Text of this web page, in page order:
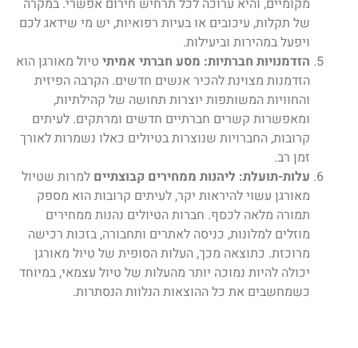
מקומיים, והיא ערוכה לכל תרחיש חירום אפשרי. במקרה
של תקלות, עיכובים או בעיות רפואיות, יש מי שידאג לכם
ויפעל במהירות וביעילות.
הזדמנויות חברתיות: מסע חברתי אמיתי טיול מאורגן הוא
הזדמנות מצוינת להכיר אנשים חדשים. הקרבה הפיזית
והחוויות המשותפות יוצרות תחושה של קהילתיות,
ומאפשרות קשרים חברתיים חדשים ומרתקים. לעיתים
קרובות, החברויות שנוצרות בטיולים כאלו נשמרות לאורך
זמן רב.
עלות-תועלת: ליהנות ממחירים קבוצתיים למרות שטיול
מאורגן עשוי להיראות יקר, לעיתים קרובות הוא מספק
תמורה מלאה לכסף. חברות הטיולים נהנות ממחירים
מוזלים למלונות, כניסה לאתרים ותחבורה, בזכות רכישה
מרוכזת. כתוצאה מכך, העלות הסופית של טיול מאורגן
יכולה להיות נמוכה יותר מהעלות של טיול עצמאי, במיוחד
כשמחשבים את כל ההוצאות הנלוות הנסתרות.